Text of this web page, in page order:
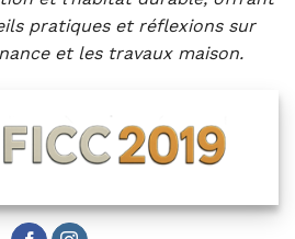
pratiques et réflexions sur
et les travaux maison.